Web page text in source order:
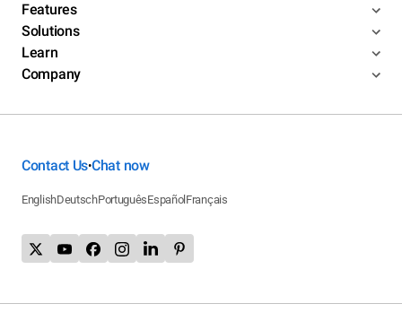
Features
Solutions
Learn
Company
Contact Us•Chat now
EnglishDeutschPortuguêsEspañol Français